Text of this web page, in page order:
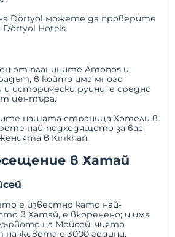
Dörtyol можете да проверите
Dörtyol Hotels.
от планините Amonos и
в който има много
исторически руини, е средно
центъра.
нашата страницаХотели в
най-подходящото за вас
в Kırıkhan.
в Хатай
е известно като най-
в Хатай, е вкоренено; и има
на Мойсей, чиято
живота е 3000 години,